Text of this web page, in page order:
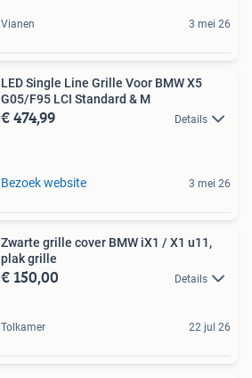
Vianen 3 mei 26
LED Single Line Grille Voor BMW X5
G05/F95 LCI Standard & M
€ 474,99 Details
Bezoek website 3 mei 26
Zwarte grille cover BMW iX1 / X1 u11,
plak grille
€ 150,00 Details
Tolkamer 22 jul 26